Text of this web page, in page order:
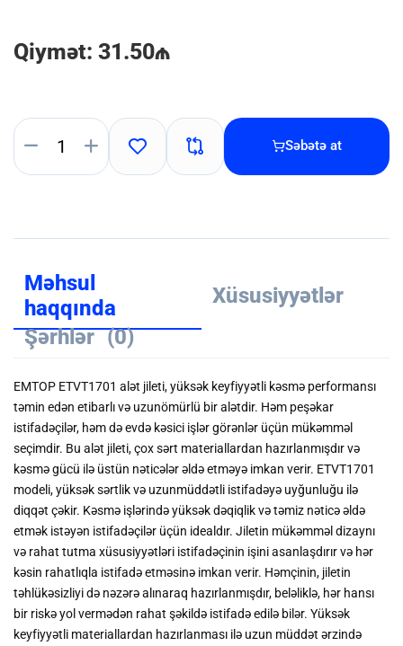
Qiymət: 31.50₼
Səbətə at
Məhsul
haqqında
Xüsusiyyətlər
Şərhlər (0)
EMTOP ETVT1701 alət jileti, yüksək keyfiyyətli kəsmə performansı
təmin edən etibarlı və uzunömürlü bir alətdir. Həm peşəkar
istifadəçilər, həm də evdə kəsici işlər görənlər üçün mükəmməl
seçimdir. Bu alət jileti, çox sərt materiallardan hazırlanmışdır və
kəsmə gücü ilə üstün nəticələr əldə etməyə imkan verir. ETVT1701
modeli, yüksək sərtlik və uzunmüddətli istifadəyə uyğunluğu ilə
diqqət çəkir. Kəsmə işlərində yüksək dəqiqlik və təmiz nəticə əldə
etmək istəyən istifadəçilər üçün idealdır. Jiletin mükəmməl dizaynı
və rahat tutma xüsusiyyətləri istifadəçinin işini asanlaşdırır və hər
kəsin rahatlıqla istifadə etməsinə imkan verir. Həmçinin, jiletin
təhlükəsizliyi də nəzərə alınaraq hazırlanmışdır, beləliklə, hər hansı
bir riskə yol vermədən rahat şəkildə istifadə edilə bilər. Yüksək
keyfiyyətli materiallardan hazırlanması ilə uzun müddət ərzində